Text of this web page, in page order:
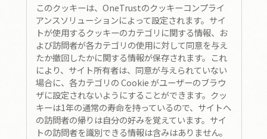
このクッキーは、OneTrustのクッキーコンプライ
アンスソリューションによって設定されます。サイ
トが使用するクッキーのカテゴリに関する情報、お
よび訪問者が各カテゴリの使用に対して同意を与え
たか撤回したかに関する情報が保存されます。これ
により、サイト所有者は、同意が与えられていない
場合に、各カテゴリの Cookie がユーザーのブラウ
ザに設定されないようにすることができます。クッ
キーは1年の通常の寿命を持っているので、サイトへ
の訪問者の帰りは自分の好みを覚えています。サイ
トの訪問者を識別できる情報は含みはありません。